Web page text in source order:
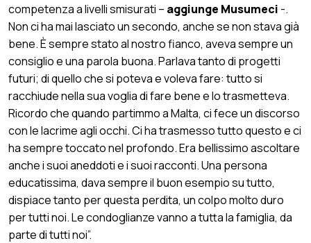
competenza a livelli smisurati – aggiunge Musumeci -.
Non ci ha mai lasciato un secondo, anche se non stava già
bene. È sempre stato al nostro fianco, aveva sempre un
consiglio e una parola buona. Parlava tanto di progetti
futuri; di quello che si poteva e voleva fare: tutto si
racchiude nella sua voglia di fare bene e lo trasmetteva.
Ricordo che quando partimmo a Malta, ci fece un discorso
con le lacrime agli occhi. Ci ha trasmesso tutto questo e ci
ha sempre toccato nel profondo. Era bellissimo ascoltare
anche i suoi aneddoti e i suoi racconti. Una persona
educatissima, dava sempre il buon esempio su tutto,
dispiace tanto per questa perdita, un colpo molto duro
per tutti noi. Le condoglianze vanno a tutta la famiglia, da
parte di tutti noi”.